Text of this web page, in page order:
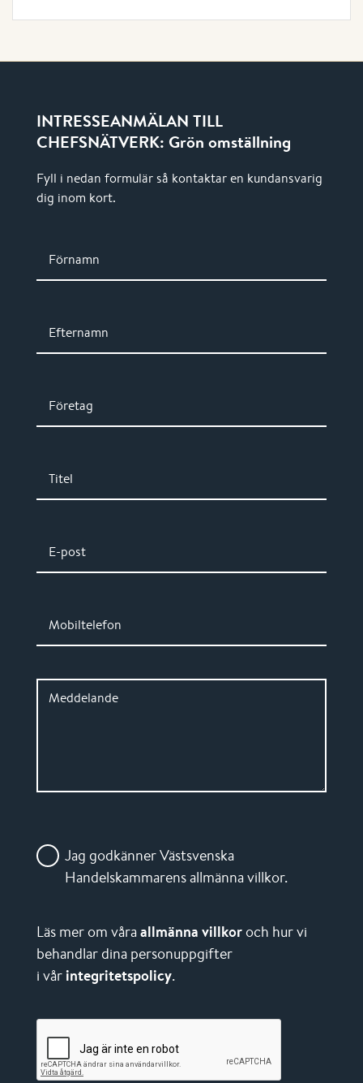
INTRESSEANMÄLAN TILL
CHEFSNÄTVERK: Grön omställning
Fyll i nedan formulär så kontaktar en kundansvarig
dig inom kort.
Förnamn
Efternamn
Företag
Titel
E-post
Mobiltelefon
Meddelande
Jag godkänner Västsvenska
Handelskammarens allmänna villkor.
Läs mer om våraallmänna villkoroch hur vi
behandlar dina personuppgifter
i vårintegritetspolicy.